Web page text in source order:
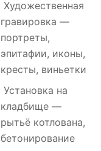
Художественная
гравировка —
портреты,
эпитафии, иконы,
кресты, виньетки
Установка на
кладбище —
рытьё котлована,
бетонирование